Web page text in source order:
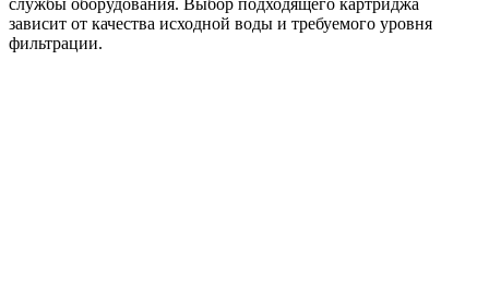
службы оборудования. Выбор подходящего картриджа
зависит от качества исходной воды и требуемого уровня
фильтрации.